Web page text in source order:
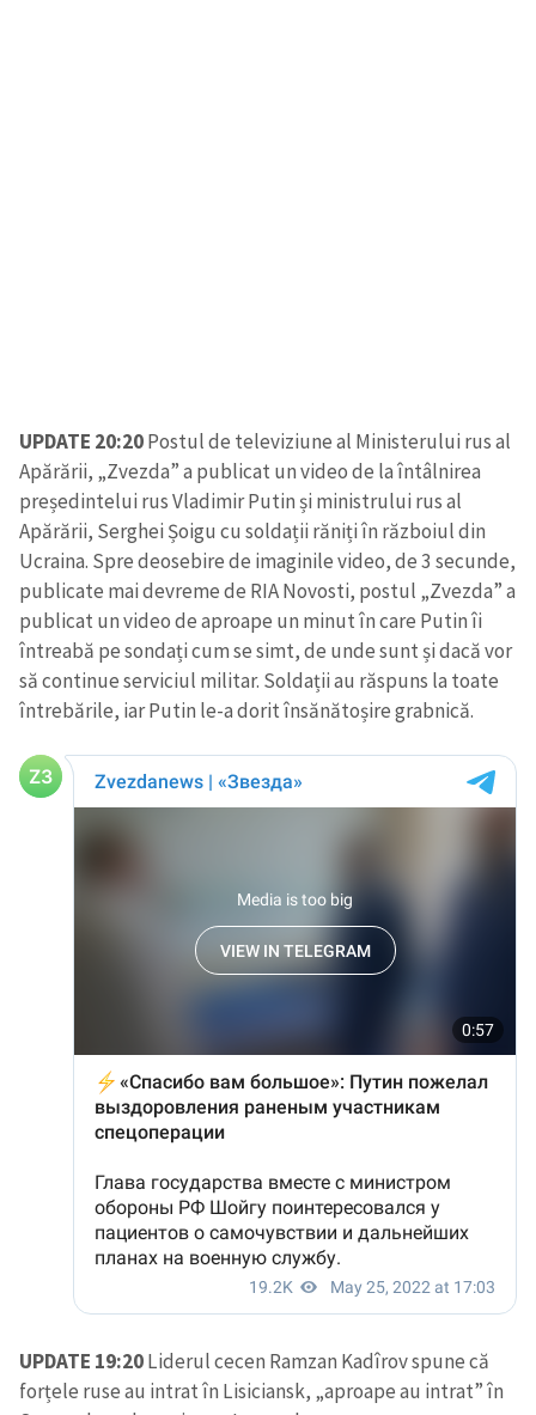
UPDATE 20:20Postul de televiziune al Ministerului rus al
Apărării, „Zvezda” a publicat un video de la întâlnirea
președintelui rus Vladimir Putin și ministrului rus al
Apărării, Serghei Șoigu cu soldații răniți în războiul din
Ucraina. Spre deosebire de imaginile video, de 3 secunde,
publicate mai devreme de RIA Novosti, postul „Zvezda” a
publicat un video de aproape un minut în care Putin îi
întreabă pe sondați cum se simt, de unde sunt și dacă vor
să continue serviciul militar. Soldații au răspuns la toate
întrebările, iar Putin le-a dorit însănătoșire grabnică.
UPDATE 19:20Liderul cecen Ramzan Kadîrov spune că
forțele ruse au intrat în Lisiciansk, „aproape au intrat” în